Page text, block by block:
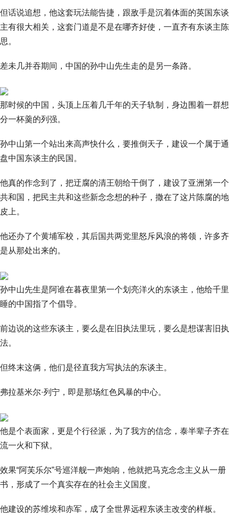
但话说追想，他这套玩法能告捷，跟敌手是沉着体面的英国东谈
主有很大相关，这套门道是不是在哪齐好使，一直齐有东谈主陈
思。
差未几并吞期间，中国的孙中山先生走的是另一条路。
那时候的中国，头顶上压着几千年的天子轨制，身边围着一群想
分一杯羹的列强。
孙中山第一个站出来高声快什么，要推倒天子，建设一个属于通
盘中国东谈主的民国。
他真的作念到了，把迂腐的清王朝给干倒了，建设了亚洲第一个
共和国，把民主共和这些新念念想的种子，撒在了这片陈腐的地
皮上。
他还办了个黄埔军校，其后国共两党里怒斥风浪的将领，许多齐
是从那处出来的。
孙中山先生是阿谁在暮夜里第一个划亮洋火的东谈主，他给千里
睡的中国指了个倡导。
前边说的这些东谈主，要么是在旧执法里玩，要么是想谋害旧执
法。
但终末这俩，他们是径直我方写执法的东谈主。
弗拉基米尔·列宁，即是那场红色风暴的中心。
他是个表面家，更是个行径派，为了我方的信念，泰半辈子齐在
流一火和下狱。
效果“阿芙乐尔”号巡洋舰一声炮响，他就把马克念念主义从一册
书，形成了一个真实存在的社会主义国度。
他建设的苏维埃和赤军，成了全世界远程东谈主改变的样板。